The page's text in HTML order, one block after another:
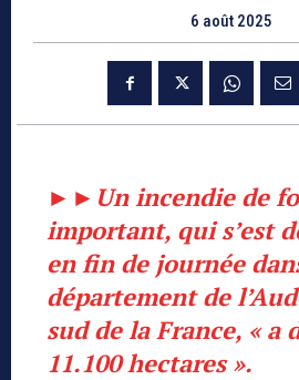
6 août 2025
►► Un incendie de
important, qui s’est
en fin de journée
département de
sud de la France, « a
11.100 hectares ».